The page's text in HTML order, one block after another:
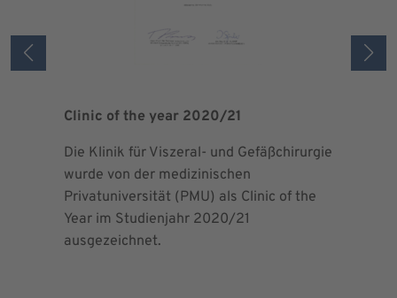
Clinic of the year 2020/21
Die Klinik für Viszeral- und Gefäßchirurgie
wurde von der medizinischen
Privatuniversität (PMU) als Clinic of the
Year im Studienjahr 2020/21
ausgezeichnet.